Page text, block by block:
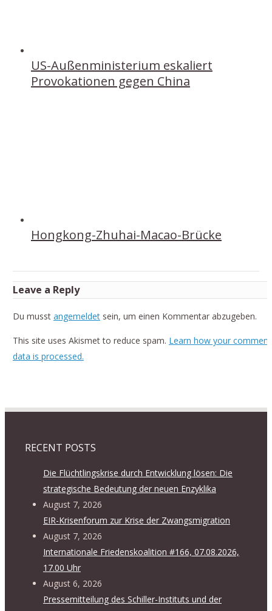
US-Außenministerium eskaliert
Provokationen gegen China
Hongkong-Zhuhai-Macao-Brücke
Leave a Reply
Du musst angemeldetsein, um einen Kommentar abzugeben.
This site uses Akismet to reduce spam. Learn how your comment
data is processed.
RECENT POSTS
Die Flüchtlingskrise durch Entwicklung lösen: Die
strategische Bedeutung der neuen Enzyklika
August 7, 2026
EIR-Krisenforum zur Krise der Zwangsmigration
August 7, 2026
Internationale Friedenskoalition #166, 07.08.2026,
17.00 Uhr
August 6, 2026
Pressemitteilung des Schiller-Instituts und der